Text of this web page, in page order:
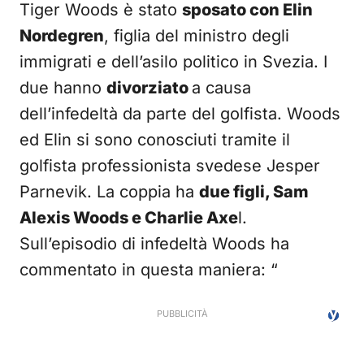
Tiger Woods è stato sposato con Elin
Nordegren, figlia del ministro degli
immigrati e dell’asilo politico in Svezia. I
due hanno divorziato a causa
dell’infedeltà da parte del golfista. Woods
ed Elin si sono conosciuti tramite il
golfista professionista svedese Jesper
Parnevik. La coppia ha due figli, Sam
Alexis Woods e Charlie Axel.
Sull’episodio di infedeltà Woods ha
commentato in questa maniera: “